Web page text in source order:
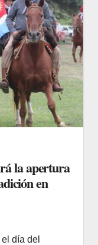
la apertura
en
día del